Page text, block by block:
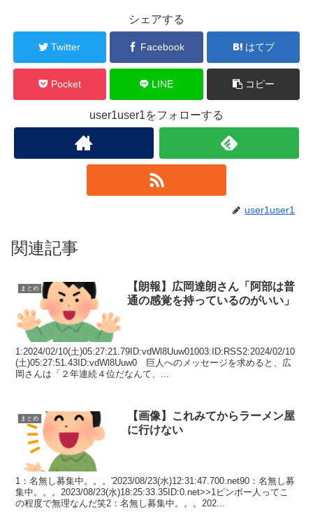
シェアする
Twitter Facebook はてブ
Pocket LINE コピー
user1user1をフォローする
user1user1
関連記事
まとめ
【朗報】広岡達朗さん「阿部は普
通の感覚を持っているのがいい」
1:2024/02/10(土)05:27:21.79ID:vdWl8Uuw01003:ID:RSS2:2024/02/10
(土)05:27:51.43ID:vdWl8Uuw0 巨人へのメッセージを求めると、広
岡さんは「２年連続４位だなんて、...
まとめ
【画像】これみてからラーメン屋
に行けない
1：名無し募集中。。。'2023/08/23(水)12:31:47.700.net90：名無し募
集中。。。2023/08/23(水)18:25:33.35ID:0.net>>1ビンボー人ってこ
の程度で無理なんだ笑2：名無し募集中。。。202...